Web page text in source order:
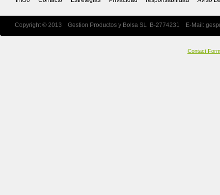
Copyright © 2013 Gestion Productos y Bolsa SL B-2774231 E-Mail:
Contact Form